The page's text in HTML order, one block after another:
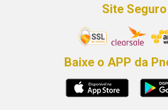
Site Seguro
Baixe o APP da